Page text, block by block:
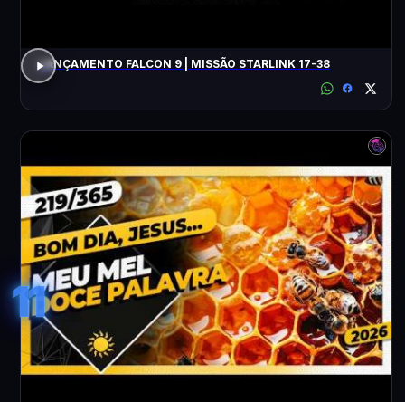
LANÇAMENTO FALCON 9 | MISSÃO STARLINK 17-38
11